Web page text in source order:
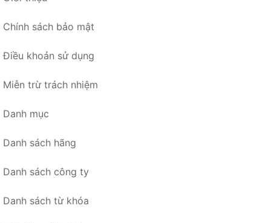
Chính sách bảo mật
Điều khoản sử dụng
Miễn trừ trách nhiệm
Danh mục
Danh sách hãng
Danh sách công ty
Danh sách từ khóa